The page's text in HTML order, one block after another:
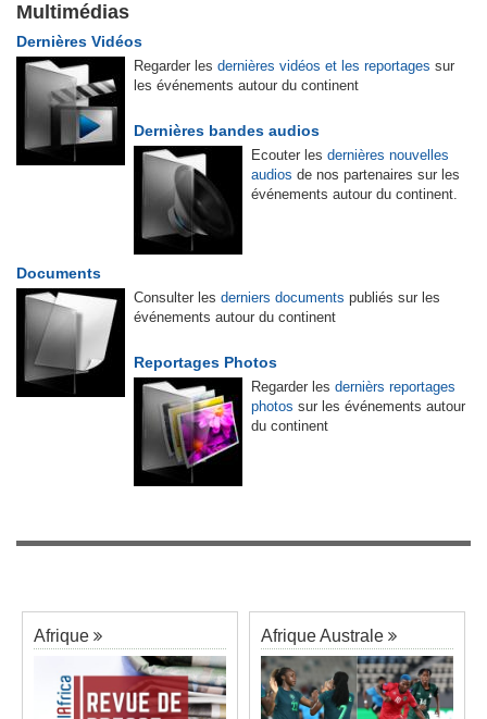
Multimédias
Dernières Vidéos
Regarder les dernières vidéos et les reportages sur
les événements autour du continent
Dernières bandes audios
Ecouter les dernières nouvelles
audios de nos partenaires sur les
événements autour du continent.
Documents
Consulter les derniers documents publiés sur les
événements autour du continent
Reportages Photos
Regarder les dernièrs reportages
photos sur les événements autour
du continent
Afrique Afrique Australe